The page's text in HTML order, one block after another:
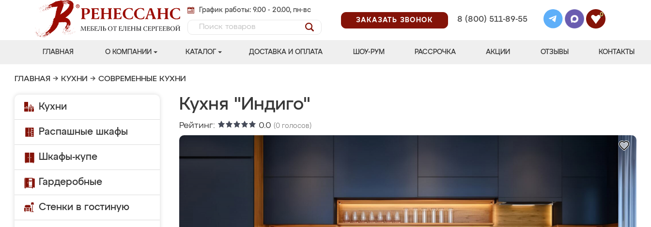
График работы: 9.00 - 20.00, пн-вс
ЗАКАЗАТЬ ЗВОНОК
8 (800) 511-89-55
0
ГЛАВНАЯ О КОМПАНИИ КАТАЛОГ ДОСТАВКА И ОПЛАТА ШОУ-РУМ РАССРОЧКА АКЦИИ ОТЗЫВЫ КОНТАКТЫ
ГЛАВНАЯ → КУХНИ → СОВРЕМЕННЫЕ КУХНИ
Кухни
Распашные шкафы
Шкафы-купе
Гардеробные
Стенки в гостиную
Кухня "Индиго"
Рейтинг: 0.0 (0 голосов)